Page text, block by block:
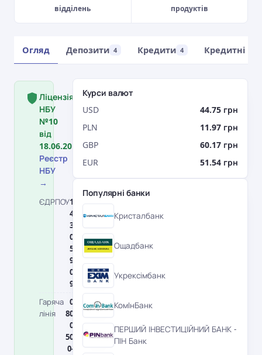
відділень продуктів
Огляд Депозити 4 Кредити 4 Кредитні
Ліцензія
НБУ
№10
від
18.06.2018.
Реєстр
НБУ
→
ЄДРПОУ1
4
3
0
5
9
0
9
МФО
30033
5
Гаряча
лінія
0
80
0
50
0-
Головний
офіс
0
0
1
Курси валют
USD
44.75 грн
PLN
11.97 грн
GBP
60.17 грн
EUR
51.54 грн
Популярні банки
Кристалбанк
Ощадбанк
Укрексімбанк
КомІнБанк
ПЕРШИЙ ІНВЕСТИЦІЙНИЙ БАНК -
ПІН Банк